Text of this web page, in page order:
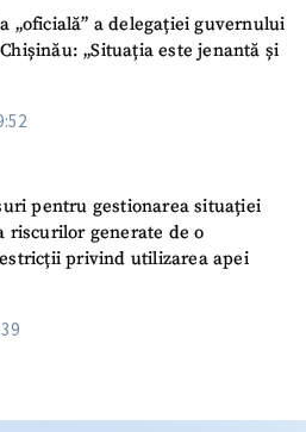
„oficială” a delegației guvernului
„Situația este jenantă și
pentru gestionarea situației
riscurilor generate de o
privind utilizarea apei